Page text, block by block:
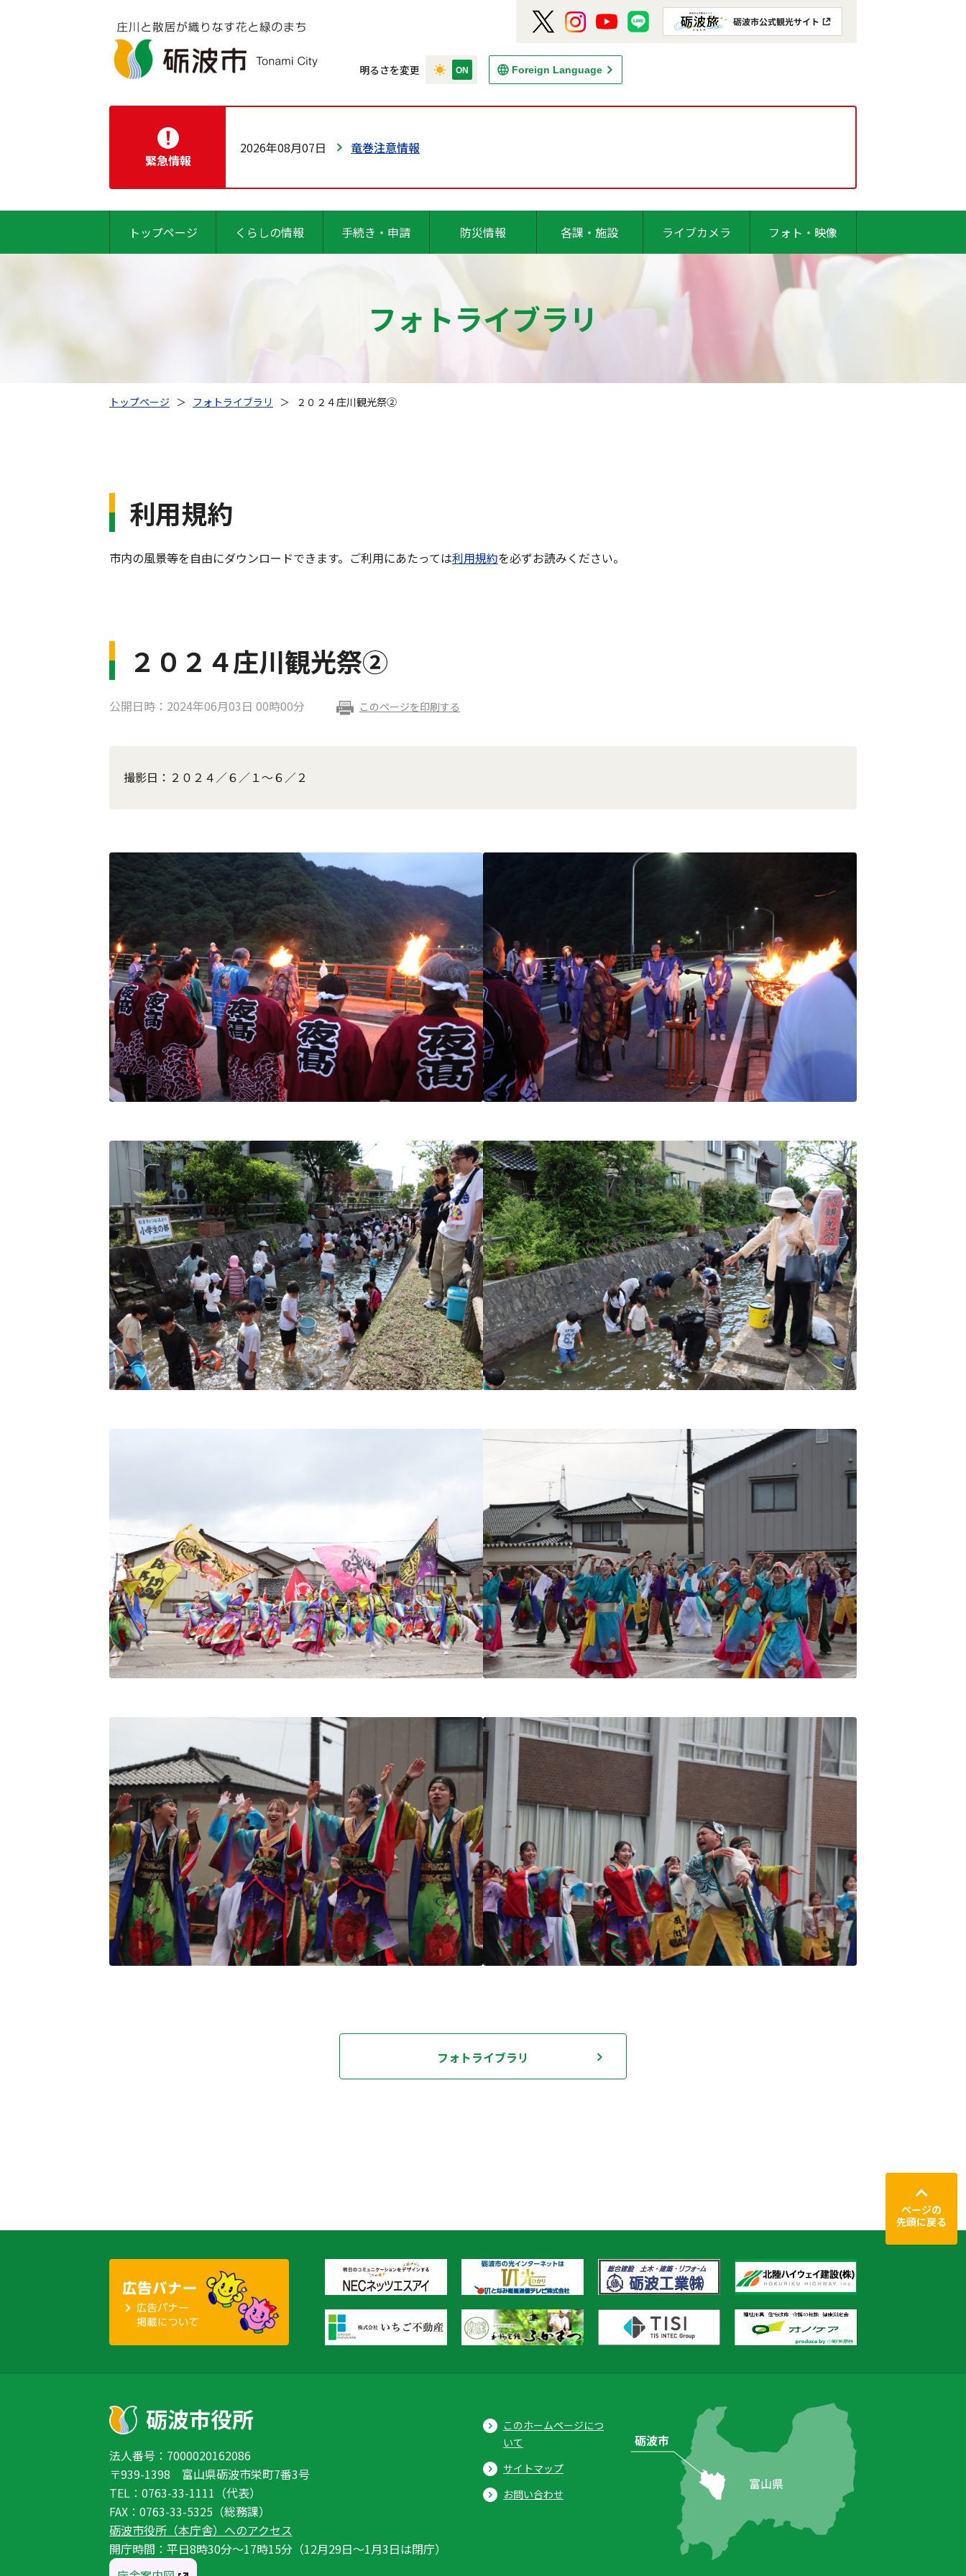
明るさを変更 Foreign Language
緊急情報
2026年08月07日 竜巻注意情報
トップページ くらしの情報 手続き・申請 防災情報 各課・施設 ライブカメラ フォト・映像
フォトライブラリ
トップページ ＞ フォトライブラリ ＞ ２０２４庄川観光祭②
利用規約
市内の風景等を自由にダウンロードできます。ご利用にあたっては利用規約を必ずお読みください。
２０２４庄川観光祭②
公開日時：2024年06月03日 00時00分 このページを印刷する
撮影日：２０２４／６／１～６／２
フォトライブラリ
ページの
先頭に戻る
法人番号：7000020162086
〒939-1398 富山県砺波市栄町7番3号
TEL：0763-33-1111（代表）
FAX：0763-33-5325（総務課）
砺波市役所（本庁舎）へのアクセス
開庁時間：平日8時30分〜17時15分（12月29日〜1月3日は閉庁）
このホームページにつ
いて
サイトマップ
お問い合わせ